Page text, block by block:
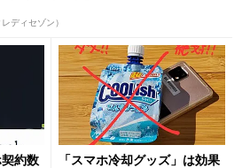
ディセゾン）
約数
「スマホ冷却グッズ」は効果